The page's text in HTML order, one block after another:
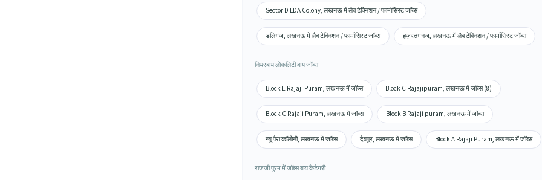
Sector D LDA Colony, लखनऊ में लैब टेक्निशन / फार्मासिस्ट जॉब्स
डलिगंज, लखनऊ में लैब टेक्निशन / फार्मासिस्ट जॉब्स हज़रतगनज, लखनऊ में लैब टेक्निशन / फार्मासिस्ट जॉब्स
नियरबाय लोकलिटी बाय जॉब्स
Block E Rajaji Puram, लखनऊ में जॉब्स Block C Rajajipuram, लखनऊ में जॉब्स (8)
Block C Rajaji Puram, लखनऊ में जॉब्स Block B Rajaji puram, लखनऊ में जॉब्स
न्यू पैरा कॉलोनी, लखनऊ में जॉब्स देवपुर, लखनऊ में जॉब्स Block A Rajaji Puram, लखनऊ में जॉब्स
राजजी पुरम में जॉब्स बाय कैटेगरी